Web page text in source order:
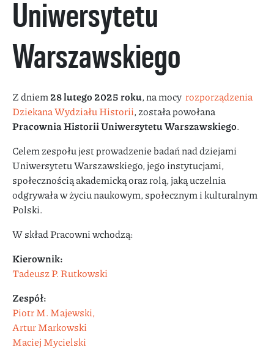
Uniwersytetu
Warszawskiego
Z dniem28 lutego 2025 roku, na mocy rozporządzenia
Dziekana Wydziału Historii, została powołana
Pracownia Historii Uniwersytetu Warszawskiego.
Celem zespołu jest prowadzenie badań nad dziejami
Uniwersytetu Warszawskiego, jego instytucjami,
społecznością akademicką oraz rolą, jaką uczelnia
odgrywała w życiu naukowym, społecznym i kulturalnym
Polski.
W skład Pracowni wchodzą:
Kierownik:
Tadeusz P. Rutkowski
Zespół:
Piotr M. Majewski,
Artur Markowski
Maciej Mycielski